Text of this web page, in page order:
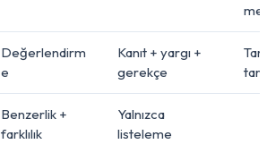
me
Değerlendirm
e
Kanıt + yargı +
gerekçe
Benzerlik +
farklılık
Yalnızca
listeleme